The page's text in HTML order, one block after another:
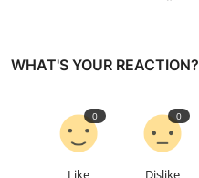
WHAT'S YOUR REACTION?
Like
0
Dislike
0